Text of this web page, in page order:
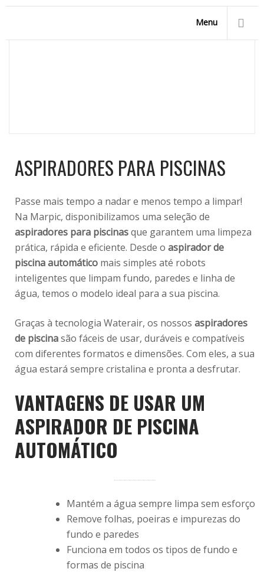
Menu
ASPIRADORES PARA PISCINAS
Passe mais tempo a nadar e menos tempo a limpar!
Na Marpic, disponibilizamos uma seleção de
aspiradores para piscinasque garantem uma limpeza
prática, rápida e eficiente. Desde o aspirador de
piscina automático mais simples até robots
inteligentes que limpam fundo, paredes e linha de
água, temos o modelo ideal para a sua piscina.
Graças à tecnologia Waterair, os nossos aspiradores
de piscinasão fáceis de usar, duráveis e compatíveis
com diferentes formatos e dimensões. Com eles, a sua
água estará sempre cristalina e pronta a desfrutar.
VANTAGENS DE USAR UM
ASPIRADOR DE PISCINA
AUTOMÁTICO
Mantém a água sempre limpa sem esforço
Remove folhas, poeiras e impurezas do
fundo e paredes
Funciona em todos os tipos de fundo e
formas de piscina